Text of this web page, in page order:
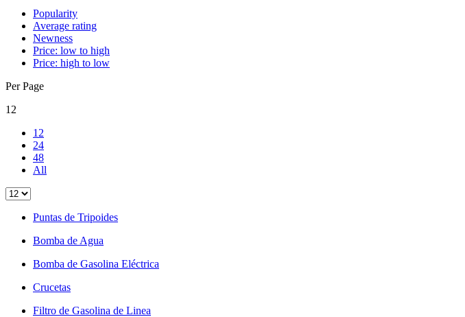
Popularity
Average rating
Newness
Price: low to high
Price: high to low
Per Page
12
12
24
48
All
Puntas de Tripoides
Bomba de Agua
Bomba de Gasolina Eléctrica
Crucetas
Filtro de Gasolina de Linea